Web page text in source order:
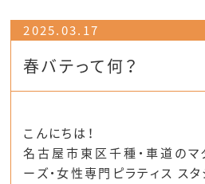
2025.03.17
春バテって何？
こんにちは！
名古屋市東区千種・車道のマ
ーズ・女性専門ピラティス